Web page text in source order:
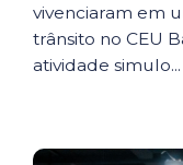
vivenciaram em
trânsito no CEU
atividade simulo...